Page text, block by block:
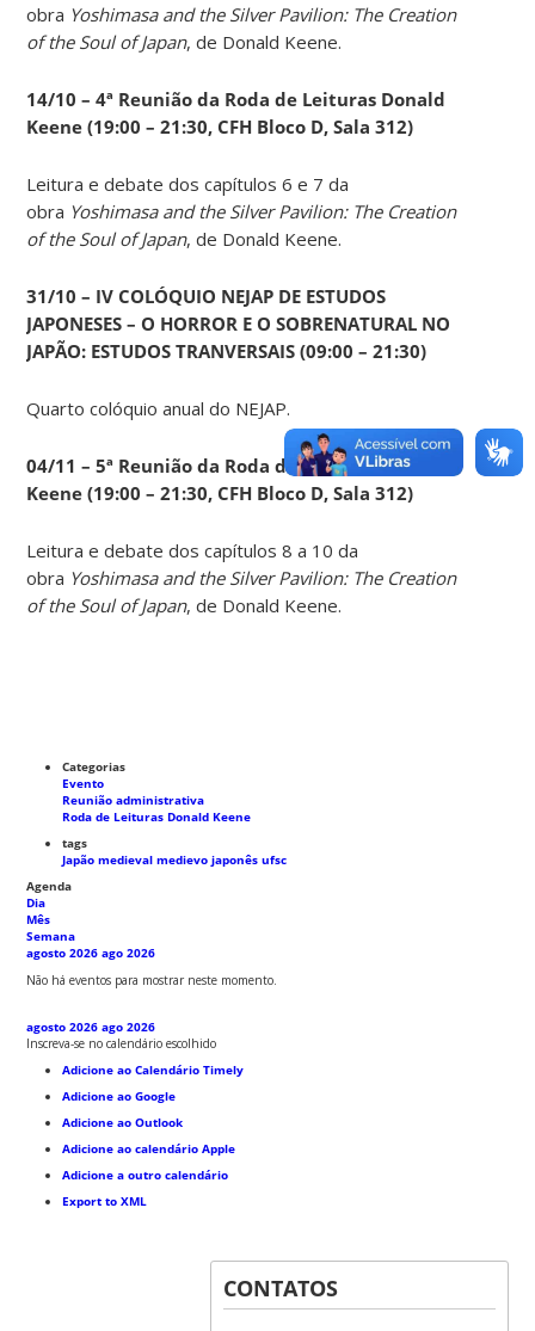
obra Yoshimasa and the Silver Pavilion: The Creation
of the Soul of Japan, de Donald Keene.
14/10 – 4ª Reunião da Roda de Leituras Donald
Keene (19:00 – 21:30, CFH Bloco D, Sala 312)
Leitura e debate dos capítulos 6 e 7 da
obra Yoshimasa and the Silver Pavilion: The Creation
of the Soul of Japan, de Donald Keene.
31/10 – IV COLÓQUIO NEJAP DE ESTUDOS
JAPONESES – O HORROR E O SOBRENATURAL NO
JAPÃO: ESTUDOS TRANVERSAIS (09:00 – 21:30)
Quarto colóquio anual do NEJAP.
04/11 – 5ª Reunião da Roda de Leituras Donald
Keene (19:00 – 21:30, CFH Bloco D, Sala 312)
Leitura e debate dos capítulos 8 a 10 da
obra Yoshimasa and the Silver Pavilion: The Creation
of the Soul of Japan, de Donald Keene.
Categorias
Evento
Reunião administrativa
Roda de Leituras Donald Keene
tags
Japão medievalmedievo japonêsufsc
Agenda
Dia
Mês
Semana
agosto 2026 ago 2026
Não há eventos para mostrar neste momento.
agosto 2026 ago 2026
Inscreva-se no calendário escolhido
Adicione ao Calendário Timely
Adicione ao Google
Adicione ao Outlook
Adicione ao calendário Apple
Adicione a outro calendário
Export to XML
CONTATOS